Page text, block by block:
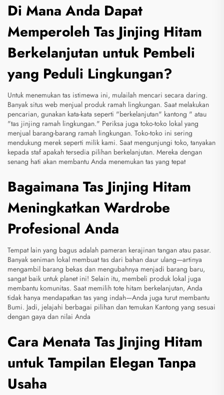
Di Mana Anda Dapat
Memperoleh Tas Jinjing Hitam
Berkelanjutan untuk Pembeli
yang Peduli Lingkungan?
Untuk menemukan tas istimewa ini, mulailah mencari secara daring.
Banyak situs web menjual produk ramah lingkungan. Saat melakukan
pencarian, gunakan kata-kata seperti "berkelanjutan" kantong " atau
"tas jinjing ramah lingkungan." Periksa juga toko-toko lokal yang
menjual barang-barang ramah lingkungan. Toko-toko ini sering
mendukung merek seperti milik kami. Saat mengunjungi toko, tanyakan
kepada staf apakah tersedia pilihan berkelanjutan. Mereka dengan
senang hati akan membantu Anda menemukan tas yang tepat
Bagaimana Tas Jinjing Hitam
Meningkatkan Wardrobe
Profesional Anda
Tempat lain yang bagus adalah pameran kerajinan tangan atau pasar.
Banyak seniman lokal membuat tas dari bahan daur ulang—artinya
mengambil barang bekas dan mengubahnya menjadi barang baru,
sangat baik untuk planet ini! Selain itu, membeli produk lokal juga
membantu komunitas. Saat memilih tote hitam berkelanjutan, Anda
tidak hanya mendapatkan tas yang indah—Anda juga turut membantu
Bumi. Jadi, jelajahi berbagai pilihan dan temukan Kantong yang sesuai
dengan gaya dan nilai Anda
Cara Menata Tas Jinjing Hitam
untuk Tampilan Elegan Tanpa
Usaha